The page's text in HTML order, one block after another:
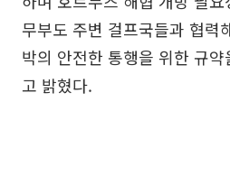
무부도 주변 걸프국들과 협력
박의 안전한 통행을 위한 규
고 밝혔다.